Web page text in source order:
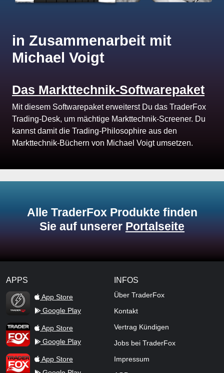
in Zusammenarbeit mit
Michael Voigt
Das Markttechnik-Softwarepaket
Mit diesem Softwarepaket erweiterst Du das TraderFox
Trading-Desk, um mächtige Markttechnik-Screener. Du
kannst damit die Trading-Philosophire aus den
Markttechnik-Büchern von Michael Voigt umsetzen.
Alle TraderFox Produkte finden
Sie auf unserer Portalseite
APPS
TraderFox Flash
App Store
Google Play
TraderFox AppApp Store
Google Play
TraderFox ProApp Store
INFOS
Über TraderFox
Kontakt
Vertrag Kündigen
Jobs bei TraderFox
Impressum